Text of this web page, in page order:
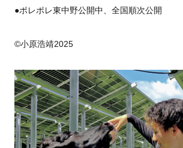
●ポレポレ東中野公開中、全国順次公開
©小原浩靖2025